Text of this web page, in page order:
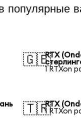
популярные
🇬🇧RTX
1 RTXon
🇹🇷RTX
1 RTXon